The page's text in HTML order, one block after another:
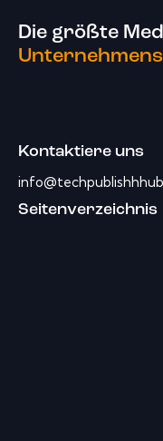
Die größte
Kontaktiere uns
Seitenverzeichnis